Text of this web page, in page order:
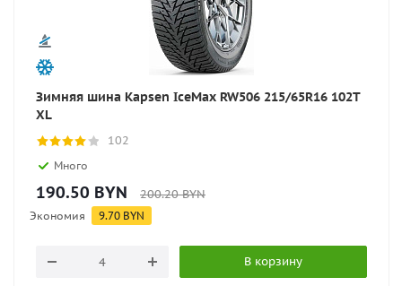
Зимняя шина Kapsen IceMax RW506 215/65R16 102T
XL
102
Много
190.50 BYN 200.20BYN
Экономия 9.70 BYN
В корзину